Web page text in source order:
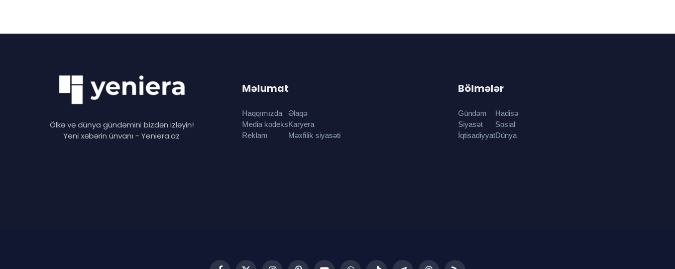
Ölkə və dünya gündəmini bizdən izləyin!
Yeni xəbərin ünvanı - Yeniera.az
Məlumat
Haqqımızda
Media kodeks
Reklam
Əlaqə
Karyera
Məxfilik siyasəti
Bölmələr
Gündəm
Siyasət
İqtisadiyyat
Hadisə
Sosial
Dünya